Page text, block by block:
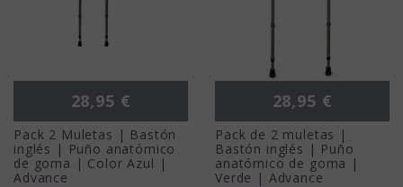
Precio
28,95 €
Pack 2 Muletas | Bastón
inglés | Puño anatómico
de goma | Color Azul |
Advance
Precio
28,95 €
Pack de 2 muletas |
Bastón inglés | Puño
anatómico de goma |
Verde | Advance